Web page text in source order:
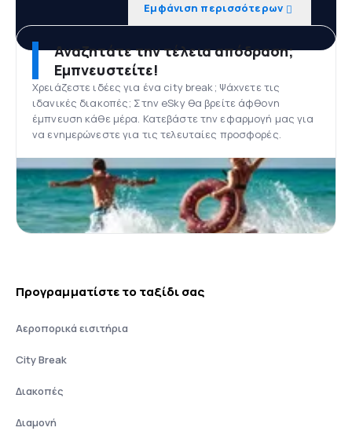
Εμφάνιση περισσότερων
Αναζητάτε την τέλεια απόδραση;
Εμπνευστείτε!
Χρειάζεστε ιδέες για ένα city break; Ψάχνετε τις
ιδανικές διακοπές; Στην eSky θα βρείτε άφθονη
έμπνευση κάθε μέρα. Κατεβάστε την εφαρμογή μας για
να ενημερώνεστε για τις τελευταίες προσφορές.
Προγραμματίστε το ταξίδι σας
Αεροπορικά εισιτήρια
City Break
Διακοπές
Διαμονή